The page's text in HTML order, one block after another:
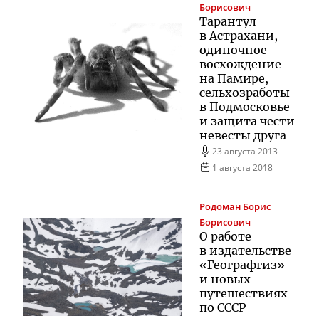
Борисович
Тарантул
в Астрахани,
одиночное
восхождение
на Памире,
сельхозработы
в Подмосковье
и защита чести
невесты друга
23 августа 2013
1 августа 2018
Родоман Борис
Борисович
О работе
в издательстве
«Географгиз»
и новых
путешествиях
по СССР